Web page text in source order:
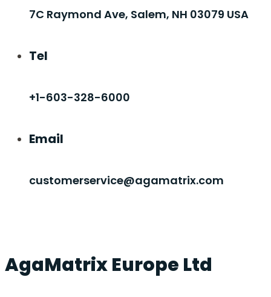
7C Raymond Ave, Salem, NH 03079 USA
Tel
+1-603-328-6000
Email
customerservice@agamatrix.com
AgaMatrix Europe Ltd